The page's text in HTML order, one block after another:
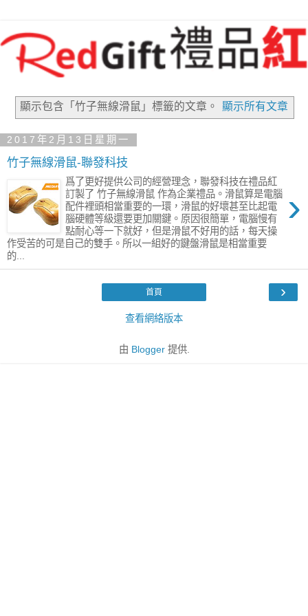
顯示包含「竹子無線滑鼠」 標籤的文章。 顯示所有文章
2017年2月13日星期一
竹子無線滑鼠-聯發科技
›
爲了更好提供公司的經營理念，聯發科技在禮品紅
訂製了 竹子無線滑鼠 作為企業禮品。滑鼠算是電腦
配件裡頭相當重要的一環，滑鼠的好壞甚至比起電
腦硬體等級還要更加關鍵。原因很簡單，電腦慢有
點耐心等一下就好，但是滑鼠不好用的話，每天操
作受苦的可是自己的雙手。所以一組好的鍵盤滑鼠是相當重要
的...
›
首頁
查看網絡版本
由 Blogger提供.